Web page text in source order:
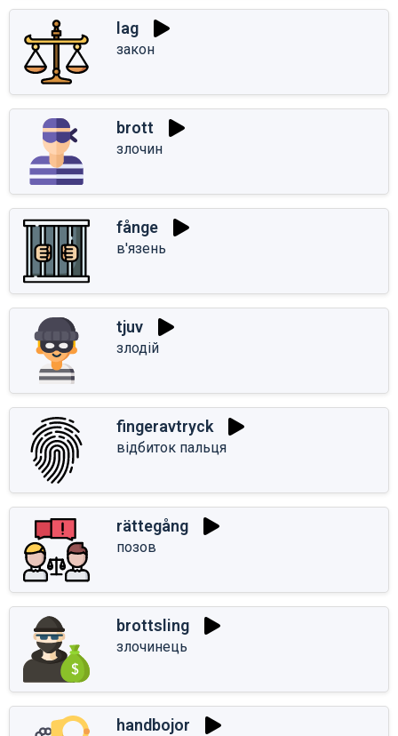
lag
закон
brott
злочин
fånge
в'язень
tjuv
злодій
fingeravtryck
відбиток пальця
rättegång
позов
brottsling
злочинець
handbojor